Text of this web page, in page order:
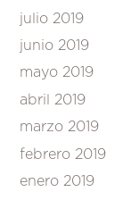
julio 2019
junio 2019
mayo 2019
abril 2019
marzo 2019
febrero 2019
enero 2019